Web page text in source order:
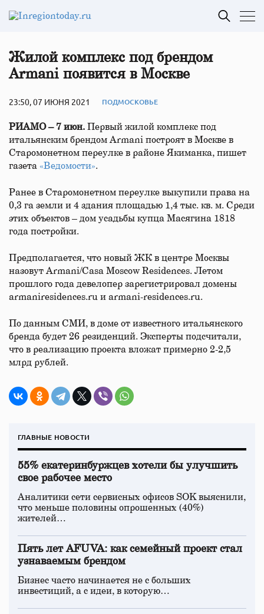
Жилой комплекс под брендом
Armani появится в Москве
23:50, 07 ИЮНЯ 2021 ПОДМОСКОВЬЕ
РИАМО – 7 июн.
Первый жилой комплекс под
итальянским брендом Armani построят в Москве в
Старомонетном переулке в районе Якиманка, пишет
газета «Ведомости».
Ранее в Старомонетном переулке выкупили права на
0,3 га земли и 4 здания площадью 1,4 тыс. кв. м. Среди
этих объектов – дом усадьбы купца Масягина 1818
года постройки.
Предполагается, что новый ЖК в центре Москвы
назовут Armani/Casa Moscow Residences. Летом
прошлого года девелопер зарегистрировал домены
armaniresidences.ru и armani-residences.ru.
По данным СМИ, в доме от известного итальянского
бренда будет 26 резиденций. Эксперты подсчитали,
что в реализацию проекта вложат примерно 2-2,5
млрд рублей.
ГЛАВНЫЕ НОВОСТИ
55% екатеринбуржцев хотели бы улучшить
свое рабочее место
Аналитики сети сервисных офисов SOK выяснили,
что меньше половины опрошенных (40%)
жителей…
Пять лет AFUVA: как семейный проект стал
узнаваемым брендом
Бизнес часто начинается не с больших
инвестиций, а с идеи, в которую…